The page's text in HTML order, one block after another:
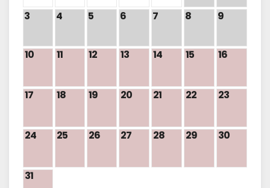
3 4 5 6 7 8 9
10 11 12 13 14 15 16
17 18 19 20 21 22 23
24 25 26 27 28 29 30
31